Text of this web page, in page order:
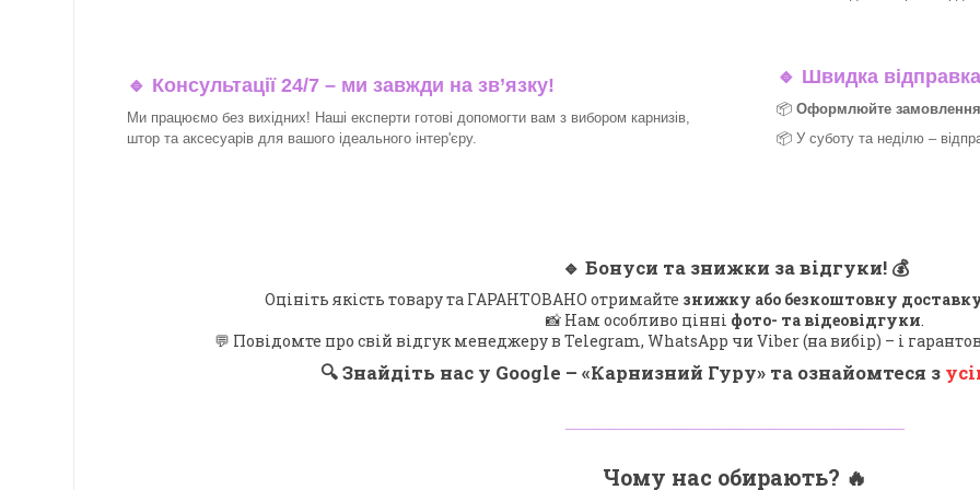
🔹 Консультації 24/7 – ми завжди на зв’язку!
Ми працюємо без вихідних! Наші експерти готові допомогти вам з вибором карнизів,
штор та аксесуарів для вашого ідеального інтер'єру.
🔹 Швидка
📦 Оформлюйте замовлення
📦 У суботу та неділю –
🔹 Бонуси та знижки за відгуки! 💰
Оцініть якість товару та ГАРАНТОВАНО отримайте знижку або безкоштовну
📸 Нам особливо цінні фото- та відеовідгуки.
💬 Повідомте про свій відгук менеджеру в Telegram, WhatsApp чи Viber (на вибір) – і
🔍Знайдіть нас у Google – «Карнизний Гуру» та ознайомтеся з
Чому нас обирають? 🔥